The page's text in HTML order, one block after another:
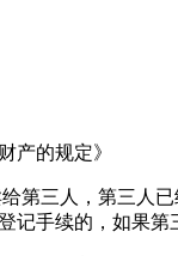
产的规定》
第三人，第三人
手续的，如果第